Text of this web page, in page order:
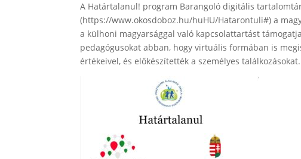
A Határtalanul! program Barangoló digitális
(https://www.okosdoboz.hu/huHU/Hatarontuli#) a
a külhoni magyarsággal való kapcsolattartást
pedagógusokat abban, hogy virtuális formában is
értékeivel, és előkészítették a személyes találkozásokat.